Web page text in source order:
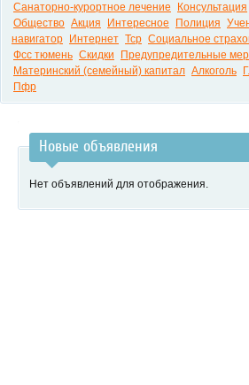
Санаторно-курортное лечение
Консультация
Общество Акция Интересное Полиция
навигатор
Интернет Тср Социальное
Фсс тюмень Скидки Предупредительные
Материнский (семейный) капитал Алкоголь
Пфр
Новые объявления
Нет объявлений для отображения.